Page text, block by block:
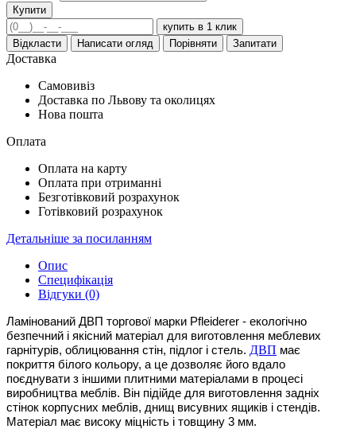
Купити
купить в 1 клик
Відкласти
Написати огляд Порівняти Запитати
Доставка
Самовивіз
Доставка по Львову та околицях
Нова пошта
Оплата
Оплата на карту
Оплата при отриманні
Безготівковий розрахунок
Готівковий розрахунок
Детальніше за посиланням
Опис
Специфікація
Відгуки (0)
Ламінований ДВП торгової марки Pfleiderer - екологічно
безпечний і якісний матеріал для виготовлення меблевих
гарнітурів, облицювання стін, підлог і стель. ДВП має
покриття білого кольору, а це дозволяє його вдало
поєднувати з іншими плитними матеріалами в процесі
виробництва меблів. Він підійде для виготовлення задніх
стінок корпусних меблів, днищ висувних ящиків і стендів.
Матеріал має високу міцність і товщину 3 мм.